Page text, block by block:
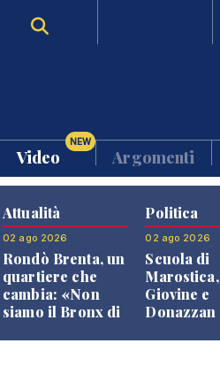
Video
NEW
Argomenti
Attualità
02 ago 2026
Rondò Brenta, un
quartiere che
cambia: «Non
siamo il Bronx di
Politica
02 ago 2026
Scuola di
Marostica,
Giovine e
Donazzan